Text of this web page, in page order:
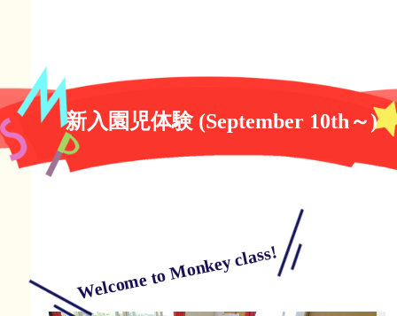
新入園児体験 (September 10th～)
Welcome to Monkey class!